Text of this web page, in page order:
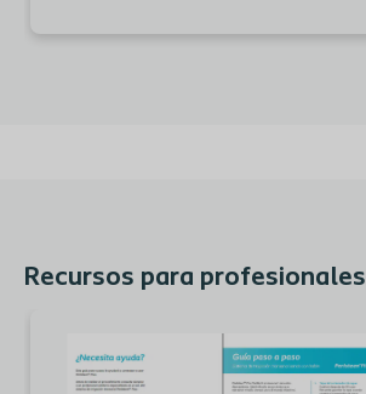
Recursos para profesionales